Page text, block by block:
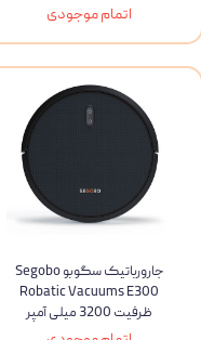
اتمام موجودی
جارورباتیک سگوبو Segobo
Robatic Vacuums E300
ظرفیت 3200 میلی آمپر